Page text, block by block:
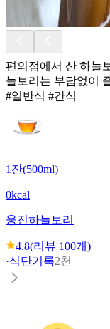
편의점에서 산 하늘
늘보리는 부담없이
#일반식 #간식
1잔(500ml)
0kcal
웅진하늘보리
4.8(리뷰 100개)
·식단기록2천+